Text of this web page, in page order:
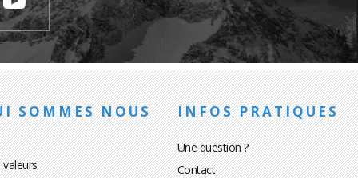
SOMMES NOUS INFOS PRATIQUES
Une question ?
Contact